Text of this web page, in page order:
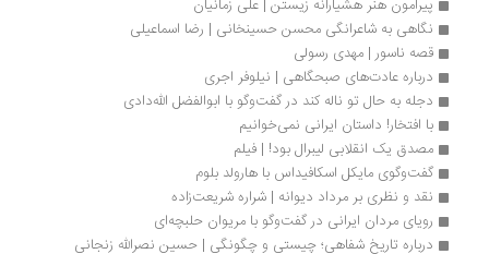
پیرامون هنر هشیارانه زیستن | علی زمانیان
نگاهی به شاعرانگی محسن حسینخانی | رضا اسماعیلی
قصه ناسور | مهدی رسولی
درباره عادت‌های صبحگاهی | نیلوفر اجری
دجله به حال تو ناله کند در گفت‌وگو با ابوالفضل الله‌دادی
با افتخار! داستان ایرانی نمی‌خوانیم
مصدق یک انقلابی لیبرال بود! | فیلم
گفت‌وگوی مایکل اسکافیداس با هارولد بلوم
نقد و نظری بر مرداد دیوانه | شراره شریعت‌زاده
رویای مردان ایرانی در گفت‌وگو با مریوان حلبچه‌ای
درباره تاریخ شفاهی؛ چیستی و چگونگی | حسین نصرالله ‌زنجانی